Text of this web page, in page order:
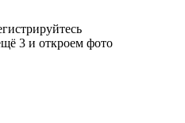
3 и откроем фото